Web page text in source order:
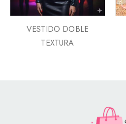
VESTIDO DOBLE
TEXTURA